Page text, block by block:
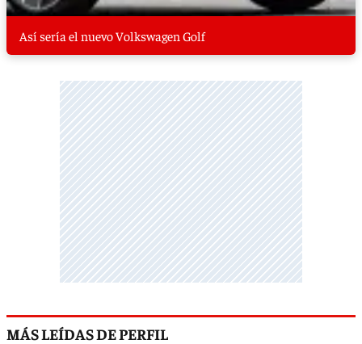
Así sería el nuevo Volkswagen Golf
MÁS LEÍDAS DE PERFIL